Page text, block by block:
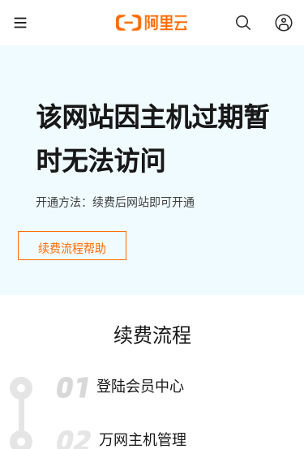
该网站因主机过期暂
时无法访问
开通方法：续费后网站即可开通
续费流程帮助
续费流程
登陆会员中心
万网主机管理